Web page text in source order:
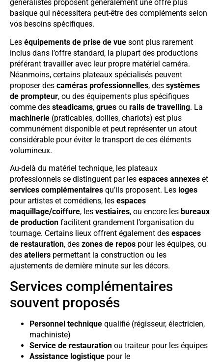
généralistes proposent généralement une offre plus
basique qui nécessitera peut-être des compléments selon
vos besoins spécifiques.
Les équipements de prise de vue sont plus rarement
inclus dans l’offre standard, la plupart des productions
préférant travailler avec leur propre matériel caméra.
Néanmoins, certains plateaux spécialisés peuvent
proposer des caméras professionnelles, des systèmes
de prompteur, ou des équipements plus spécifiques
comme des steadicams, grues ou rails de travelling. La
machinerie (praticables, dollies, chariots) est plus
communément disponible et peut représenter un atout
considérable pour éviter le transport de ces éléments
volumineux.
Au-delà du matériel technique, les plateaux
professionnels se distinguent par les espaces annexes et
services complémentaires qu’ils proposent. Les loges
pour artistes et comédiens, les espaces
maquillage/coiffure, les vestiaires, ou encore les bureaux
de production facilitent grandement l’organisation du
tournage. Certains lieux offrent également des espaces
de restauration, des zones de repos pour les équipes, ou
des ateliers permettant la construction ou les
ajustements de dernière minute sur les décors.
Services complémentaires
souvent proposés
Personnel technique qualifié (régisseur, électricien,
machiniste)
Service de restauration ou traiteur pour les équipes
Assistance logistique pour le